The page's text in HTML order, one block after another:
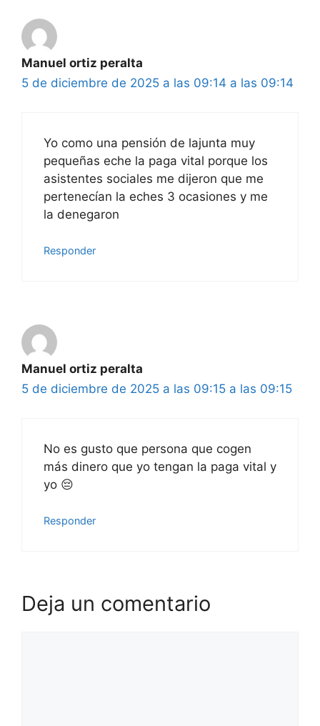
Manuel ortiz peralta
5 de diciembre de 2025 a las 09:14 a las 09:14
Yo como una pensión de lajunta muy
pequeñas eche la paga vital porque los
asistentes sociales me dijeron que me
pertenecían la eches 3 ocasiones y me
la denegaron
Responder
Manuel ortiz peralta
5 de diciembre de 2025 a las 09:15 a las 09:15
No es gusto que persona que cogen
más dinero que yo tengan la paga vital y
yo 😔
Responder
Deja un comentario